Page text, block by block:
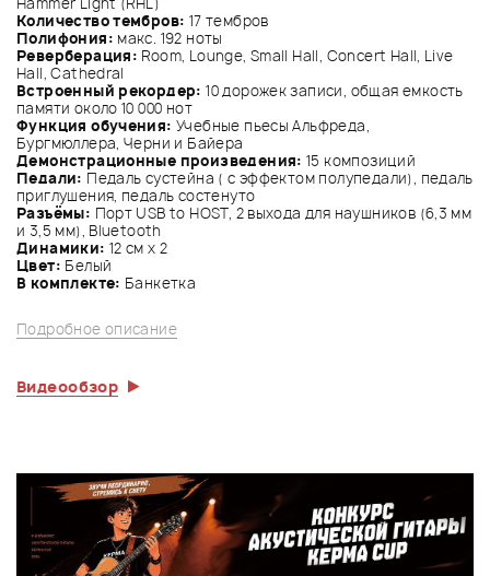
Количество тембров: 17 тембров
Полифония: макс. 192 ноты
Реверберация: Room, Lounge, Small Hall, Concert Hall, Live
Hall, Cathedral
Встроенный рекордер:10 дорожек записи, общая емкость
памяти около 10 000 нот
Функция обучения:Учебные пьесы Альфреда,
Бургмюллера, Черни и Байера
Демонстрационные произведения: 15 композиций
Педали: Педаль сустейна ( с эффектом полупедали), педаль
приглушения, педаль состенуто
Разъёмы: Порт USB to HOST, 2 выхода для наушников (6,3 мм
и 3,5 мм), Bluetooth
Динамики: 12 см х 2
Цвет: Белый
В комплекте: Банкетка
Подробное описание
Видеообзор